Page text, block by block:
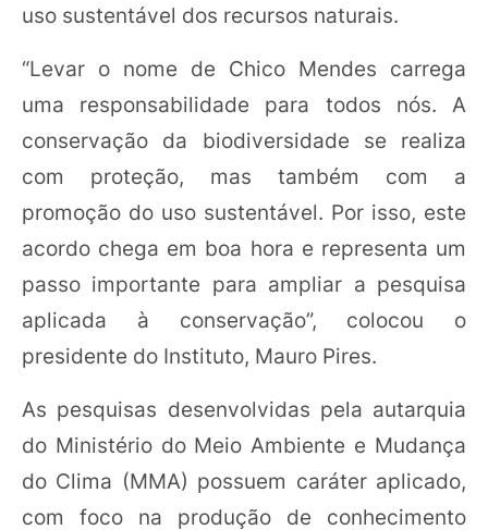
uso sustentável dos recursos naturais.
“Levar o nome de Chico Mendes carrega
uma responsabilidade para todos nós. A
conservação da biodiversidade se realiza
com proteção, mas também com a
promoção do uso sustentável. Por isso, este
acordo chega em boa hora e representa um
passo importante para ampliar a pesquisa
aplicada à conservação”, colocou o
presidente do Instituto, Mauro Pires.
As pesquisas desenvolvidas pela autarquia
do Ministério do Meio Ambiente e Mudança
do Clima (MMA) possuem caráter aplicado,
com foco na produção de conhecimento